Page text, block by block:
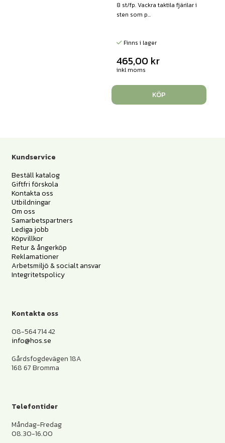
8 st/fp. Vackra taktila fjärilar i
sten som p...
Finns i lager
465,00 kr
inkl moms
KÖP
Kundservice
Beställ katalog
Giftfri förskola
Kontakta oss
Utbildningar
Om oss
Samarbetspartners
Lediga jobb
Köpvillkor
Retur & ångerköp
Reklamationer
Arbetsmiljö & socialt ansvar
Integritetspolicy
Kontakta oss
08-564 714 42
info@hos.se
Gårdsfogdevägen 18A
168 67 Bromma
Telefontider
Måndag-Fredag
08.30-16.00